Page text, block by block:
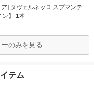
] タヴェルネッロ スプマンテ
ン】 1本
のみを見る
テム